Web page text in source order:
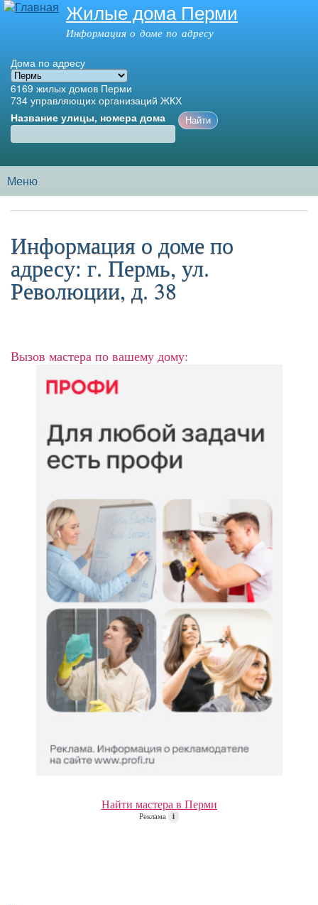
Перейти к
основному
Жилые дома Перми
Информация о доме по адресу
Дома по адресу
6169 жилых домов Перми
734 управляющих организаций ЖКХ
Название улицы, номера дома
Главное меню
Меню
Информация о доме по
адресу: г. Пермь, ул.
Революции, д. 38
Вызов мастера по вашему дому:
Найти мастера в Перми
Реклама i